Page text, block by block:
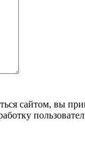
сайтом, вы